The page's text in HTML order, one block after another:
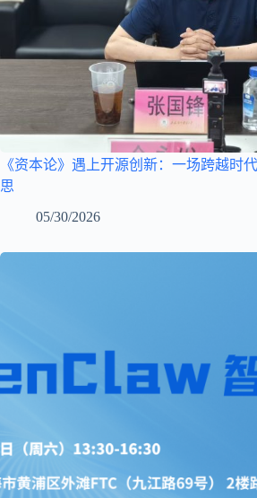
《资本论》遇上开源创新：一场跨越时
思
05/30/2026